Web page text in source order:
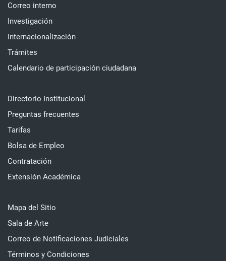
Correo interno
Investigación
Internacionalización
Trámites
Calendario de participación ciudadana
Directorio Institucional
Preguntas frecuentes
Tarifas
Bolsa de Empleo
Contratación
Extensión Académica
Mapa del Sitio
Sala de Arte
Correo de Notificaciones Judiciales
Términos y Condiciones